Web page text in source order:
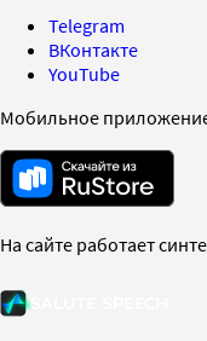
Telegram
ВКонтакте
YouTube
Мобильное
На сайте работает